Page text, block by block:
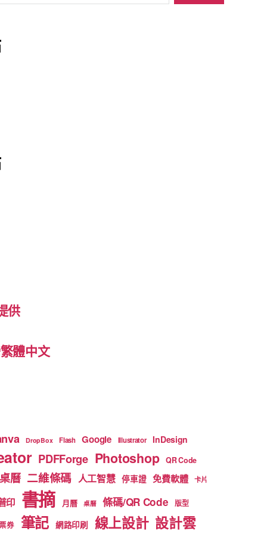
供
體中文
DropBox Flash Google Illustrator InDesign
PDFForge Photoshop QR Code
曆 二維條碼 人工智慧 停車證 免費軟體 卡片
印 書摘 月曆 桌曆 條碼/QR Code 版型
券 筆記 網路印刷 線上設計 設計雲